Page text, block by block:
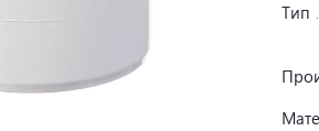
Тип